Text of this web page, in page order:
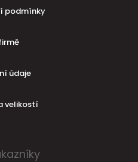
podmínky
údaje
velikostí